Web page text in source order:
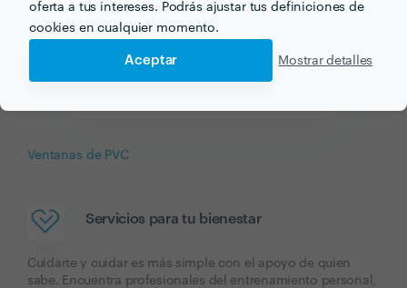
oferta a tus intereses. Podrás ajustar tus definiciones de
cookies en cualquier momento.
Aceptar Mostrar detalles
Ventanas de PVC
Servicios para tu bienestar
Cuidarte y cuidar es más simple con el apoyo de quien
sabe. Encuentra profesionales del entrenamiento personal,